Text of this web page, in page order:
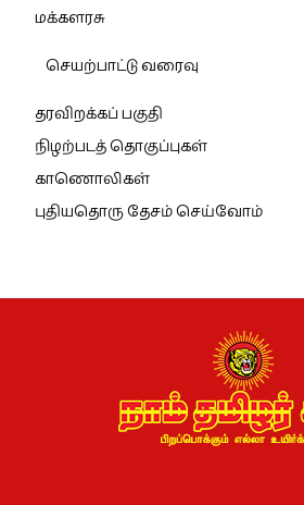
மக்களரசு
செயற்பாட்டு வரைவு
தரவிறக்கப் பகுதி
நிழற்படத் தொகுப்புகள்
காணொலிகள்
புதியதொரு தேசம் செய்வோம்